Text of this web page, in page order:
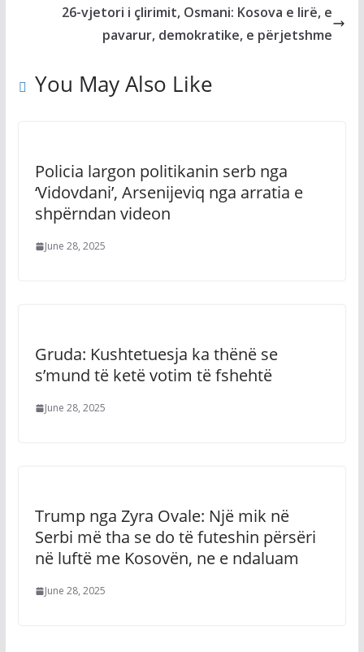
26-vjetori i çlirimit, Osmani: Kosova e lirë, e
pavarur, demokratike, e përjetshme
You May Also Like
Policia largon politikanin serb nga
‘Vidovdani’, Arsenijeviq nga arratia e
shpërndan videon
June 28, 2025
Gruda: Kushtetuesja ka thënë se
s’mund të ketë votim të fshehtë
June 28, 2025
Trump nga Zyra Ovale: Një mik në
Serbi më tha se do të futeshin përsëri
në luftë me Kosovën, ne e ndaluam
June 28, 2025